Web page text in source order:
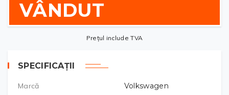
VÂNDUT
Prețul include TVA
SPECIFICAȚII
Marcă
Volkswagen